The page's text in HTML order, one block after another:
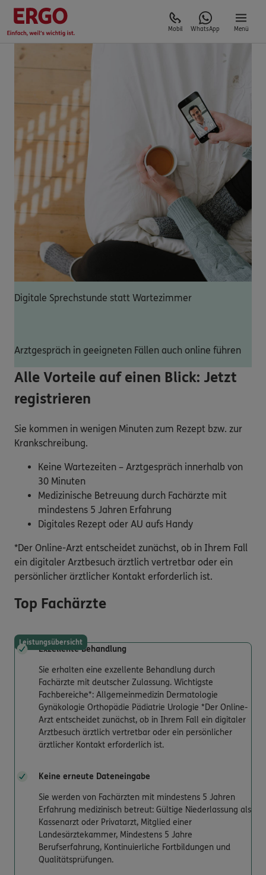
Mobil WhatsApp Menü
Digitale Sprechstunde statt Wartezimmer
Arztgespräch in geeigneten Fällen auch online führen
Alle Vorteile auf einen Blick: Jetzt
registrieren
Sie kommen in wenigen Minuten zum Rezept bzw. zur
Krankschreibung.
Keine Wartezeiten – Arztgespräch innerhalb von
30 Minuten
Medizinische Betreuung durch Fachärzte mit
mindestens 5 Jahren Erfahrung
Digitales Rezept oder AU aufs Handy
*Der Online-Arzt entscheidet zunächst, ob in Ihrem Fall
ein digitaler Arztbesuch ärztlich vertretbar oder ein
persönlicher ärztlicher Kontakt erforderlich ist.
Top Fachärzte
Leistungsübersicht
Exzellente Behandlung
Sie erhalten eine exzellente Behandlung durch
Fachärzte mit deutscher Zulassung. Wichtigste
Fachbereiche*: Allgemeinmedizin Dermatologie
Gynäkologie Orthopädie Pädiatrie Urologie *Der Online-
Arzt entscheidet zunächst, ob in Ihrem Fall ein digitaler
Arztbesuch ärztlich vertretbar oder ein persönlicher
ärztlicher Kontakt erforderlich ist.
Keine erneute Dateneingabe
Sie werden von Fachärzten mit mindestens 5 Jahren
Erfahrung medizinisch betreut: Gültige Niederlassung als
Kassenarzt oder Privatarzt, Mitglied einer
Landesärztekammer, Mindestens 5 Jahre
Berufserfahrung, Kontinuierliche Fortbildungen und
Qualitätsprüfungen.